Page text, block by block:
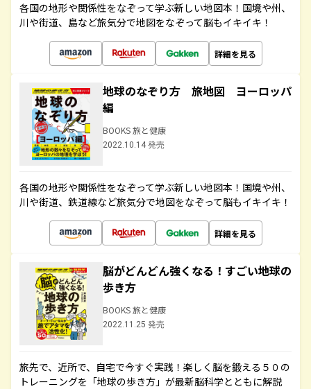
各国の地形や関係性をなぞって学ぶ新しい地図本！国境や州、
川や街道、島など旅気分で地図をなぞって脳もイキイキ！
詳細を見る
地球のなぞり方 旅地図 ヨーロッパ
編
BOOKS 旅と健康
2022.10.14 発売
各国の地形や関係性をなぞって学ぶ新しい地図本！国境や州、
川や街道、鉄道線など旅気分で地図をなぞって脳もイキイキ！
詳細を見る
脳がどんどん強くなる！すごい地球の
歩き方
BOOKS 旅と健康
2022.11.25 発売
旅先で、近所で、自宅で今すぐ実践！楽しく脳を鍛える５０の
トレーニングを「地球の歩き方」が最新脳科学とともに解説